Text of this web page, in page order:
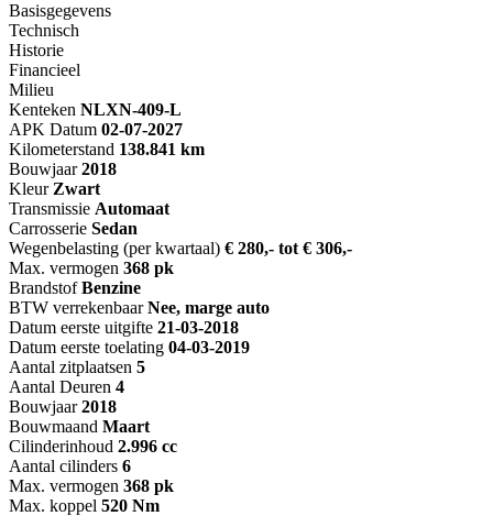
Basisgegevens
Technisch
Historie
Financieel
Milieu
Kenteken NLXN-409-L
APK Datum 02-07-2027
Kilometerstand 138.841 km
Bouwjaar 2018
Kleur Zwart
Transmissie Automaat
Carrosserie Sedan
Wegenbelasting (per kwartaal) € 280,- tot € 306,-
Max. vermogen 368 pk
Brandstof Benzine
BTW verrekenbaar Nee, marge auto
Datum eerste uitgifte 21-03-2018
Datum eerste toelating 04-03-2019
Aantal zitplaatsen 5
Aantal Deuren 4
Bouwjaar 2018
Bouwmaand Maart
Cilinderinhoud 2.996 cc
Aantal cilinders 6
Max. vermogen 368 pk
Max. koppel 520 Nm